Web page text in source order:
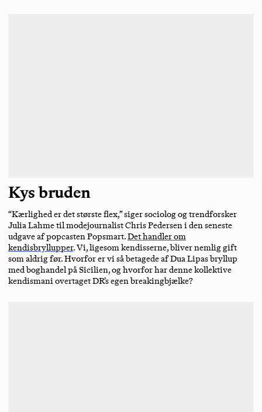
Kys bruden
“Kærlighed er det største flex,” siger sociolog og trendforsker
Julia Lahme til modejournalist Chris Pedersen i den seneste
udgave af popcasten Popsmart.Det handler om
kendisbryllupper. Vi, ligesom kendisserne, bliver nemlig gift
som aldrig før. Hvorfor er vi så betagede af Dua Lipas bryllup
med boghandel på Sicilien, og hvorfor har denne kollektive
kendismani overtaget DR’s egen breakingbjælke?